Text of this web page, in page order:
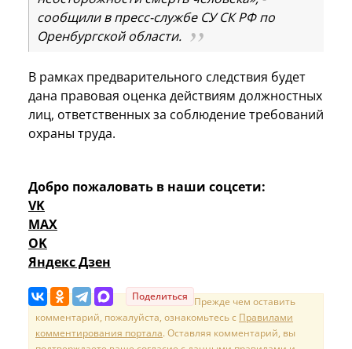
сообщили в пресс-службе СУ СК РФ по
Оренбургской области.
В рамках предварительного следствия будет
дана правовая оценка действиям должностных
лиц, ответственных за соблюдение требований
охраны труда.
Добро пожаловать в наши соцсети:
VK
MAX
OK
Яндекс Дзен
Поделиться Прежде чем оставить
комментарий, пожалуйста, ознакомьтесь с Правилами
комментирования портала. Оставляя комментарий, вы